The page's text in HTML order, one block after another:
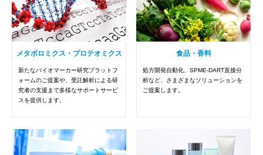
メタボロミクス・プロテオミクス
新たなバイオマーカー研究プラットフ
ォームのご提案や、受託解析による研
究者の支援まで多様なサポートサービ
スを提供します。
食品・香料
処方開発自動化、SPME-DART直接分
析など、さまざまなソリューションを
ご提案します。